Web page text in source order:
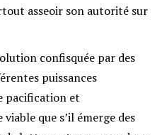
asseoir son autorité sur
confisquée par des
puissances
pacification et
que s’il émerge des